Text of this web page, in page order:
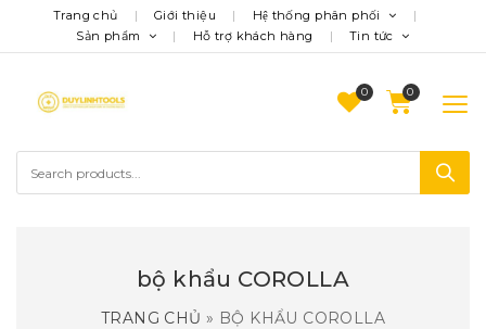
Trang chủ Giới thiệu
Hệ thống phân phối
Sản phẩm
Hỗ trợ khách hàng Tin tức
0
bộ khẩu COROLLA
TRANG CHỦ » BỘ KHẨU COROLLA